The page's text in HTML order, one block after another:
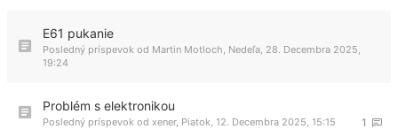
E61 pukanie
Posledný príspevok od Martin Motloch Nedeľa, 28. Decembra 2025,
19:24
Problém s elektronikou
1
Posledný príspevok od xener, Piatok, 12. Decembra 2025, 15:15